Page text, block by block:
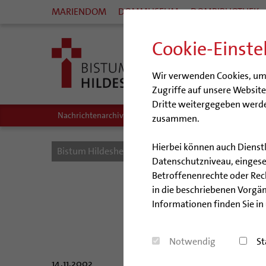
Cookie-
Wir verwenden Cookies,
Zugriffe auf unsere
Dritte weitergegeben
zusammen.
Hierbei können auch
Datenschutzniveau,
Betroffenenrechte oder
in die beschriebenen
Informationen finden Sie in
Notwendig
MARIENDOM DOMMUSEUM DOMBIBLIOTHEK
Nachrichtenarchiv Audio/Podcasts
Bistum Hildesheim Bistum Nachrichten
14.11.2002